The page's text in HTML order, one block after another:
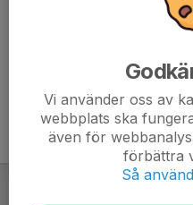
Vi använder oss av
webbplats ska
även för
förbättra
Så